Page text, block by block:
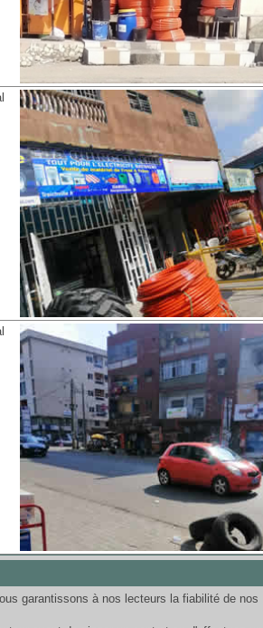
garantissons à nos lecteurs la fiabilité de nos